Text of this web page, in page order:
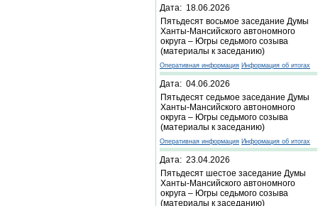
Дата: 18.06.2026
Пятьдесят восьмое заседание Думы
Ханты-Мансийского автономного
округа – Югры седьмого созыва
(материалы к заседанию)
Оперативная информация Информация об итогах
Дата: 04.06.2026
Пятьдесят седьмое заседание Думы
Ханты-Мансийского автономного
округа – Югры седьмого созыва
(материалы к заседанию)
Оперативная информация Информация об итогах
Дата: 23.04.2026
Пятьдесят шестое заседание Думы
Ханты-Мансийского автономного
округа – Югры седьмого созыва
(материалы к заседанию)